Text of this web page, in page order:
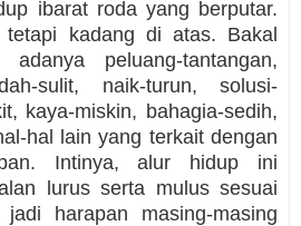
ibarat roda yang berputar.
kadang di atas. Bakal
peluang-tantangan,
sulit, naik-turun, solusi-
kaya-miskin, bahagia-sedih,
hal lain yang terkait dengan
Intinya, alur hidup ini
lurus serta mulus sesuai
harapan masing-masing